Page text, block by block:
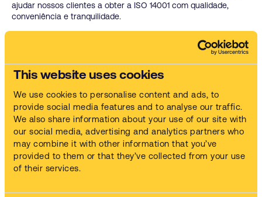
This website uses cookies
We use cookies to personalise content and ads, to
provide social media features and to analyse our traffic.
We also share information about your use of our site with
our social media, advertising and analytics partners who
may combine it with other information that you’ve
provided to them or that they’ve collected from your use
of their services.
ajudar nossos clientes a obter a ISO 14001 com qualidade,
conveniência e tranquilidade.
Você também pode estar interessado em
Treinamento e conformidade
Obtenha suporte especializado em conformidade, legislação
ambiental e treinamento de melhores práticas.
Serviços de limpeza de peças
Obtenha limpeza de peças de qualidade por uma simples
mensalidade, qualquer que seja a sua indústria ou
necessidades de limpeza.